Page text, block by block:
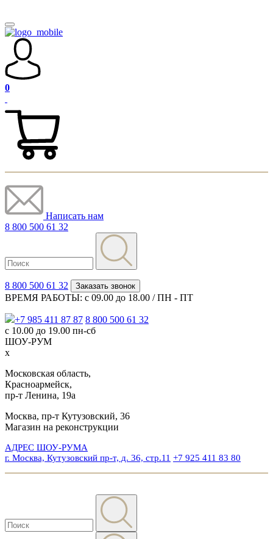
0
Написать нам
8 800 500 61 32
8 800 500 61 32 Заказать звонок
ВРЕМЯ РАБОТЫ: с 09.00 до 18.00 / ПН - ПТ
+7 985 411 87 87 8 800 500 61 32
с 10.00 до 19.00 пн-сб
ШОУ-РУМ
x
Московская область,
Красноармейск,
пр-т Ленина, 19а
Москва, пр-т Кутузовский, 36
Магазин на реконструкции
АДРЕС ШОУ-РУМА
г. Москва, Кутузовский пр-т, д. 36, стр.11 +7 925 411 83 80